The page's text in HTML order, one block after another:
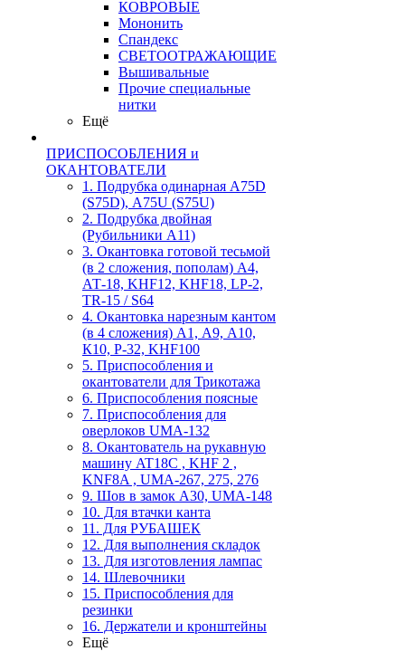
КОВРОВЫЕ
Мононить
Спандекс
СВЕТООТРАЖАЮЩИЕ
Вышивальные
Прочие специальные
нитки
Ещё
ПРИСПОСОБЛЕНИЯ и
ОКАНТОВАТЕЛИ
1. Подрубка одинарная А75D
(S75D), А75U (S75U)
2. Подрубка двойная
(Рубильники А11)
3. Окантовка готовой тесьмой
(в 2 сложения, пополам) А4,
АТ-18, KHF12, KHF18, LP-2,
TR-15 / S64
4. Окантовка нарезным кантом
(в 4 сложения) А1, А9, А10,
К10, Р-32, KHF100
5. Приспособления и
окантователи для Трикотажа
6. Приспособления поясные
7. Приспособления для
оверлоков UMA-132
8. Окантователь на рукавную
машину AT18C , KHF 2 ,
KNF8A , UMA-267, 275, 276
9. Шов в замок А30, UMA-148
10. Для втачки канта
11. Для РУБАШЕК
12. Для выполнения складок
13. Для изготовления лампас
14. Шлевочники
15. Приспособления для
резинки
16. Держатели и кронштейны
Ещё